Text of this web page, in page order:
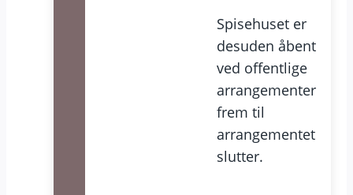
Spisehuset er
desuden åbent
ved offentlige
arrangementer
frem til
arrangementet
slutter.